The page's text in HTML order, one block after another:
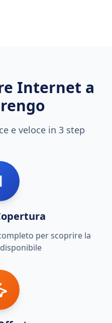
Internet a
e veloce in 3 step
per scoprire la